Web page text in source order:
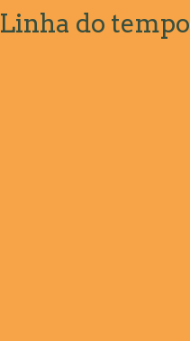
Linha do tempo